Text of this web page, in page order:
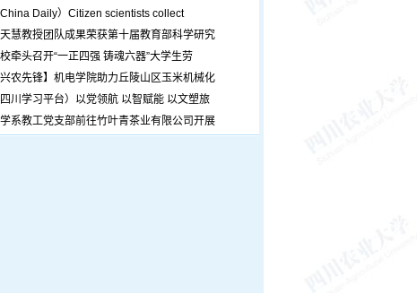
China Daily）Citizen scientists collect
慧教授团队成果荣获第十届教育部科学研究
牵头召开“一正四强 铸魂六器”大学生劳
兴农先锋】机电学院助力丘陵山区玉米机械化
四川学习平台）以党领航 以智赋能 以文塑旅
系教工党支部前往竹叶青茶业有限公司开展